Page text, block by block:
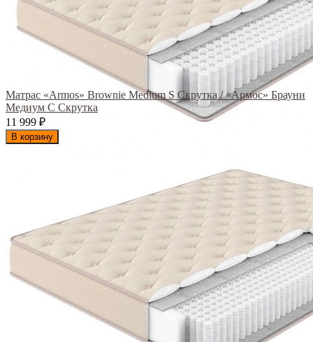
Матрас «Armos» Brownie Medium S Скрутка / «Армос» Брауни
Медиум С Скрутка
11 999 ₽
В корзину